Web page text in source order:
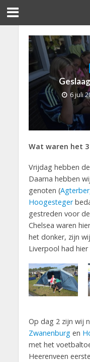
6 juli
Wat waren het
Vrijdag hebben
Daarna hebben
genoten (
Hoogesteger
gestreden voor
Chelsea waren
het donker, zijn
Liverpool had
Op dag 2 zijn wij
Zwanenburgen
met het
Heerenveen